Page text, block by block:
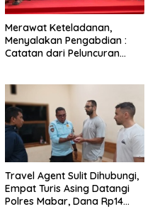
Merawat Keteladanan,
Menyalakan Pengabdian :
Catatan dari Peluncuran
Travel Agent Sulit Dihubungi,
Empat Turis Asing Datangi
Polres Mabar, Dana Rp14